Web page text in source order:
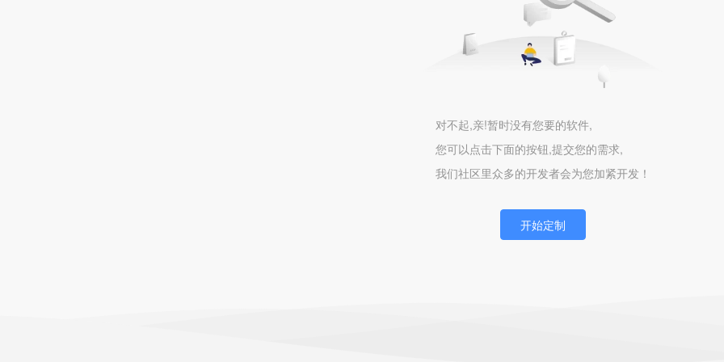
对不起,亲!暂时没有您要的软件,
您可以点击下面的按钮,提交您的需求,
我们社区里众多的开发者会为您加紧开发！
开始定制